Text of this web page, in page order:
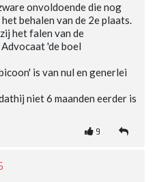
onvoldoende die nog
behalen van de 2e plaats.
het falen van de
'de boel
is van nul en generlei
niet 6 maanden eerder is
9